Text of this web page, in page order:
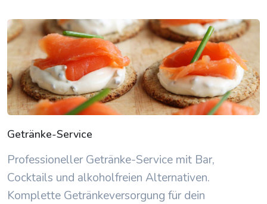
Getränke-Service
Professioneller Getränke-Service mit Bar,
Cocktails und alkoholfreien Alternativen.
Komplette Getränkeversorgung für dein